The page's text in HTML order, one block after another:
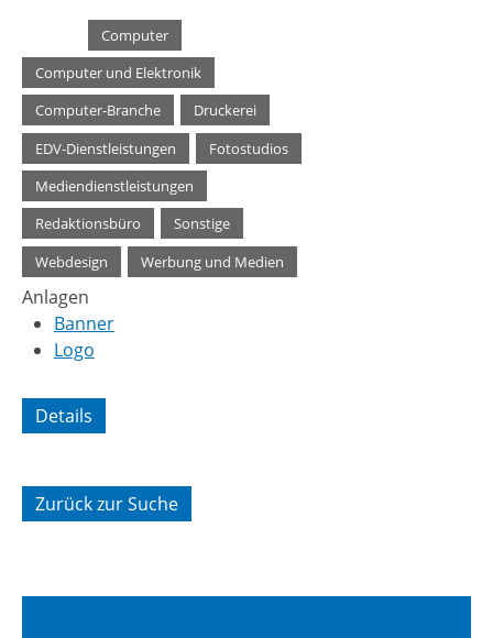
Computer
Computer und Elektronik
Computer-Branche
Druckerei
EDV-Dienstleistungen
Fotostudios
Mediendienstleistungen
Redaktionsbüro
Sonstige
Webdesign
Werbung und Medien
Anlagen
Banner
Logo
Details
Zurück zur Suche